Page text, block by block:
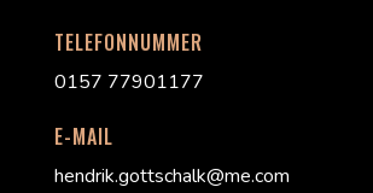
TELEFONNUMMER
0157 77901177
E-MAIL
hendrik.gottschalk@me.com